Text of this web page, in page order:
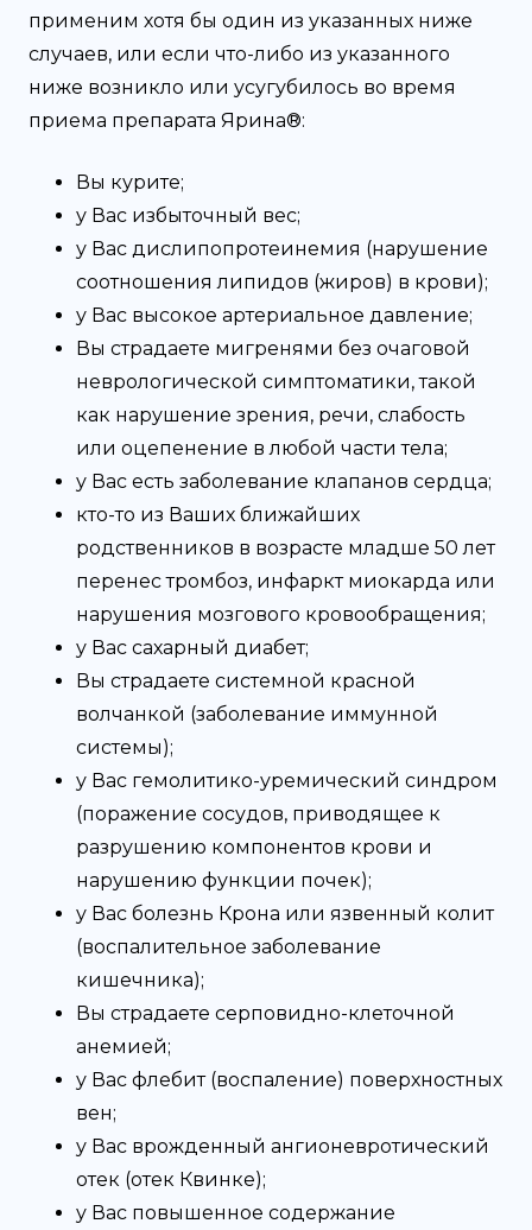
применим хотя бы один из указанных ниже
случаев, или если что-либо из указанного
ниже возникло или усугубилось во время
приема препарата Ярина®:
Вы курите;
у Вас избыточный вес;
у Вас дислипопротеинемия (нарушение
соотношения липидов (жиров) в крови);
у Вас высокое артериальное давление;
Вы страдаете мигренями без очаговой
неврологической симптоматики, такой
как нарушение зрения, речи, слабость
или оцепенение в любой части тела;
у Вас есть заболевание клапанов сердца;
кто-то из Ваших ближайших
родственников в возрасте младше 50 лет
перенес тромбоз, инфаркт миокарда или
нарушения мозгового кровообращения;
у Вас сахарный диабет;
Вы страдаете системной красной
волчанкой (заболевание иммунной
системы);
у Вас гемолитико-уремический синдром
(поражение сосудов, приводящее к
разрушению компонентов крови и
нарушению функции почек);
у Вас болезнь Крона или язвенный колит
(воспалительное заболевание
кишечника);
Вы страдаете серповидно-клеточной
анемией;
у Вас флебит (воспаление) поверхностных
вен;
у Вас врожденный ангионевротический
отек (отек Квинке);
у Вас повышенное содержание